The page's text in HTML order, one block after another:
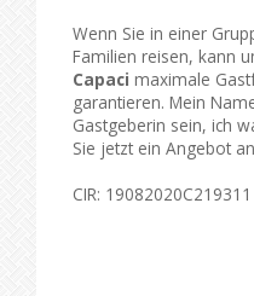
Wenn Sie in einer
Familien reisen, kann
Capaci maximale
garantieren. Mein
Gastgeberin sein, ich
Sie jetzt ein Angebot
CIR: 19082020C219311